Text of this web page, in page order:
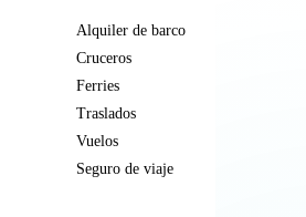
Alquiler de barco
Cruceros
Ferries
Traslados
Vuelos
Seguro de viaje